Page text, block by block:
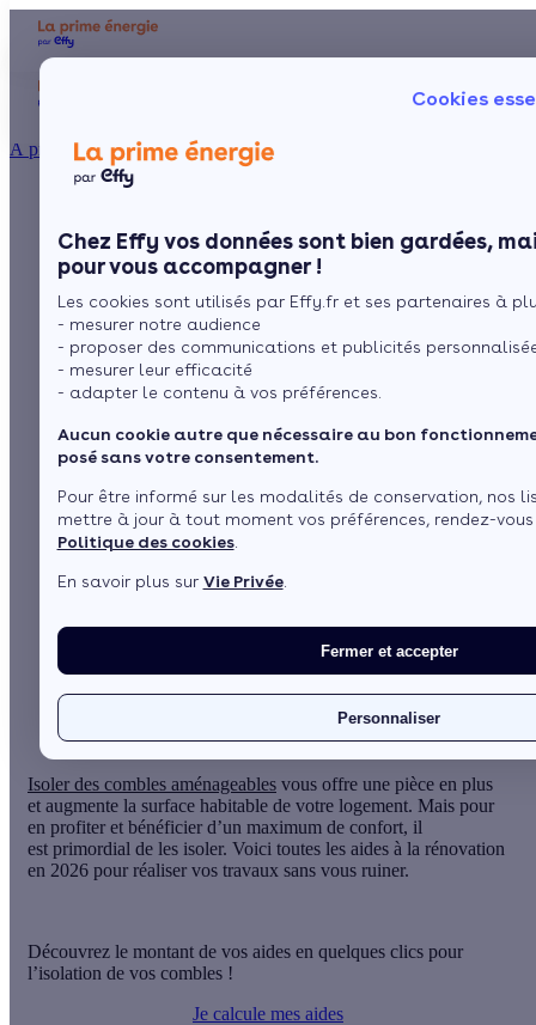
Cookies
Chez Effy vos données sont bien gardées,
pour vous accompagner !
Les cookies sont utilisés par Effy.fr et ses partenaires à
- mesurer notre audience
- proposer des communications et publicités
- mesurer leur efficacité
- adapter le contenu à vos préférences.
Aucun cookie autre que nécessaire au bon
posé sans votre consentement.
Pour être informé sur les modalités de conservation, nos
mettre à jour à tout moment vos préférences, rendez-
Politique des cookies.
En savoir plus sur Vie Privée.
Fermer et accepter
Personnaliser
À propos
Le concept
Comment l'obtenir ?
Chauffage
Poêle à
Quelles aides pour
l’isolation des
combles
aménageables en
2026 ?
par Claire Dubas 6 min de lecture
Sommaire
en 2026 ?
La prime énergie (CEE) pour isoler des combles
Voir plus
Isoler des combles aménageables vous offre une pièce en plus
et augmente la surface habitable de votre logement. Mais pour
en profiter et bénéficier d’un maximum de confort, il
est primordial de les isoler. Voici toutes les aides à la rénovation
en 2026 pour réaliser vos travaux sans vous ruiner.
Découvrez le montant de vos aides en quelques clics pour
l’isolation de vos combles !
Je calcule mes aides